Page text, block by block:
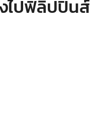
ไปฟิลิปปินส์